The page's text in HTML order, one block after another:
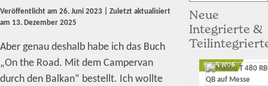
Veröffentlicht am 26. Juni 2023 | Zuletzt aktualisiert
am 13. Dezember 2025
Aber genau deshalb habe ich das Buch
„On the Road. Mit dem Campervan
durch den Balkan“ bestellt. Ich wollte
Neue
Integrierte &
9. Juli 2026